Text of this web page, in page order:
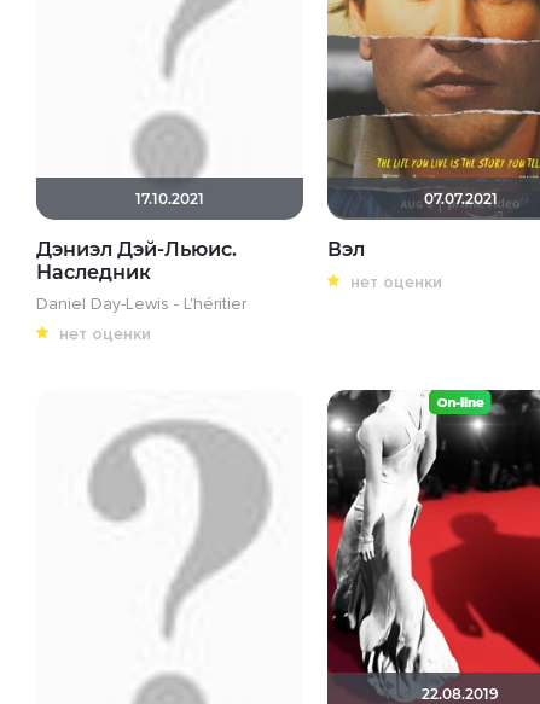
17.10.2021
Дэниэл Дэй-Льюис.
Наследник
Daniel Day-Lewis - L'héritier
нет оценки
07.07.2021
Вэл
нет оценки
22.08.2019